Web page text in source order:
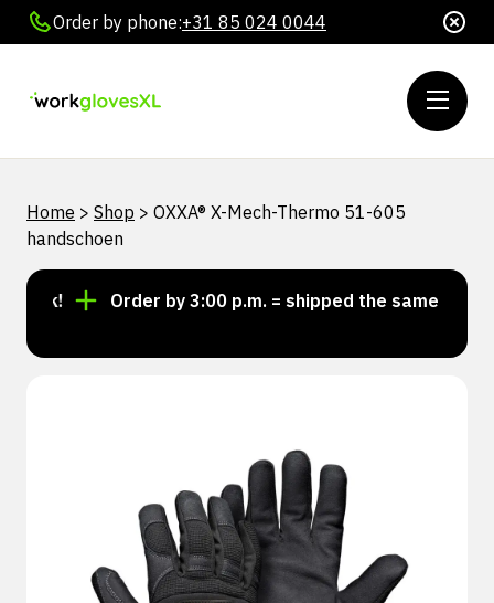
Order by phone:+31 85 024 0044
Home > Shop > OXXA® X-Mech-Thermo 51-605
handschoen
Order by 3:00 p.m. = shipped the same day